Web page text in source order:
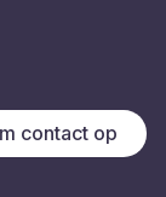
contact op